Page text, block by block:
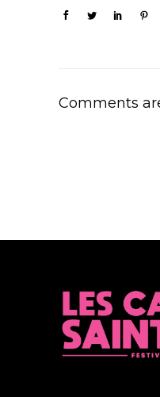
Comments